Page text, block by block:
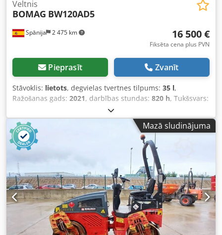
Spānija 2 475 km
Veltnis
BOMAG BW120AD5
16 500 €
Fiksēta cena plus PVN
Pieprasīt Zvanīt
Stāvoklis: lietots, degvielas tvertnes tilpums: 35 l,
Ražošanas gads: 2021, darbības stundas: 820 h, Tukšsvars:
2 700 kg Dkedey Iz A Aspfx Aiajr Izmēri (G x P x A): 253 x 127
x 257 cm
Mazā sludinājuma